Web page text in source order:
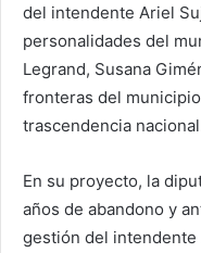
del intendente Ariel
personalidades del
Legrand, Susana
fronteras del
trascendencia
En su proyecto, la
años de abandono y
gestión del